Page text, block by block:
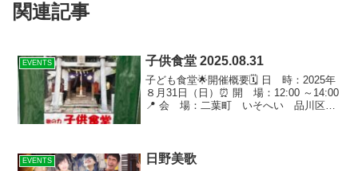
関連記事
EVENTS 子供食堂 2025.08.31
子ども食堂🌟開催概要🗓 日 時：2025年
８月31日（日）⏰ 開 場：12:00 ～14:00
📍 会 場：二葉町 いそへい 品川区二
EVENTS 日野美歌